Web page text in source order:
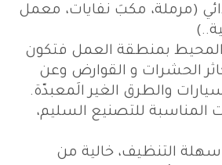
(مرملة، مكبَ نفايات، معمل
بمنطقة العمل فتكون
الحشرات و القوارض وعن
والطرق الغير الَمعبدّة.
المناسبة للتصنيع السليم،
التنظيف، خالية من